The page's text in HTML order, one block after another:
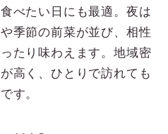
べたい日にも最適。夜は
季節の前菜が並び、相性
たり味わえます。地域密
高く、ひとりで訪れても
す。